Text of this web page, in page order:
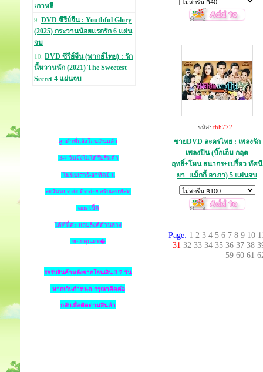
เกาหลี
9. DVD ซีรีย์จีน : Youthful Glory
(2025) กระวานน้อยแรกรัก 6 แผ่น
จบ
10. DVD ซีรีย์จีน (พากย์ไทย) : รัก
นี้หวานนัก (2021) The Sweetest
Secret 4 แผ่นจบ
ลูกค้าที่แจ้งโอนเงินแล้ว
3-7 วันยังไม่ได้รับสินค้า
ไม่นับเสาร์-อาทิตย์ แ
ละวันหยุดค่ะ ติดต่อขอรับเลขพัสดุ
ems เช็ค
ได้ที่นี่ค่ะ แถบลิงค์ด้านล่าง
ขอบคุณค่ะ�
รอรับสินค้าหลังจากโอนเงิน 3-7 วัน
หากเกินกำหนด กรุณาติดต่อ
กลับเพื่อติดตามสินค้า
รหัส: thh772
ขายDVD ละครไทย : เพลงรัก
เพลงปืน (บิ๊กเอ็ม กฤต
ฤทธิ์+โหน ธนากร+เปรี้ยว ทัศนี
ยา+แม็กกี้ อาภา) 5 แผ่นจบ
Page: 1 2 3 4 5 6 7 8 9 10
31 32 33 34 35 36 37 38
59 60 61